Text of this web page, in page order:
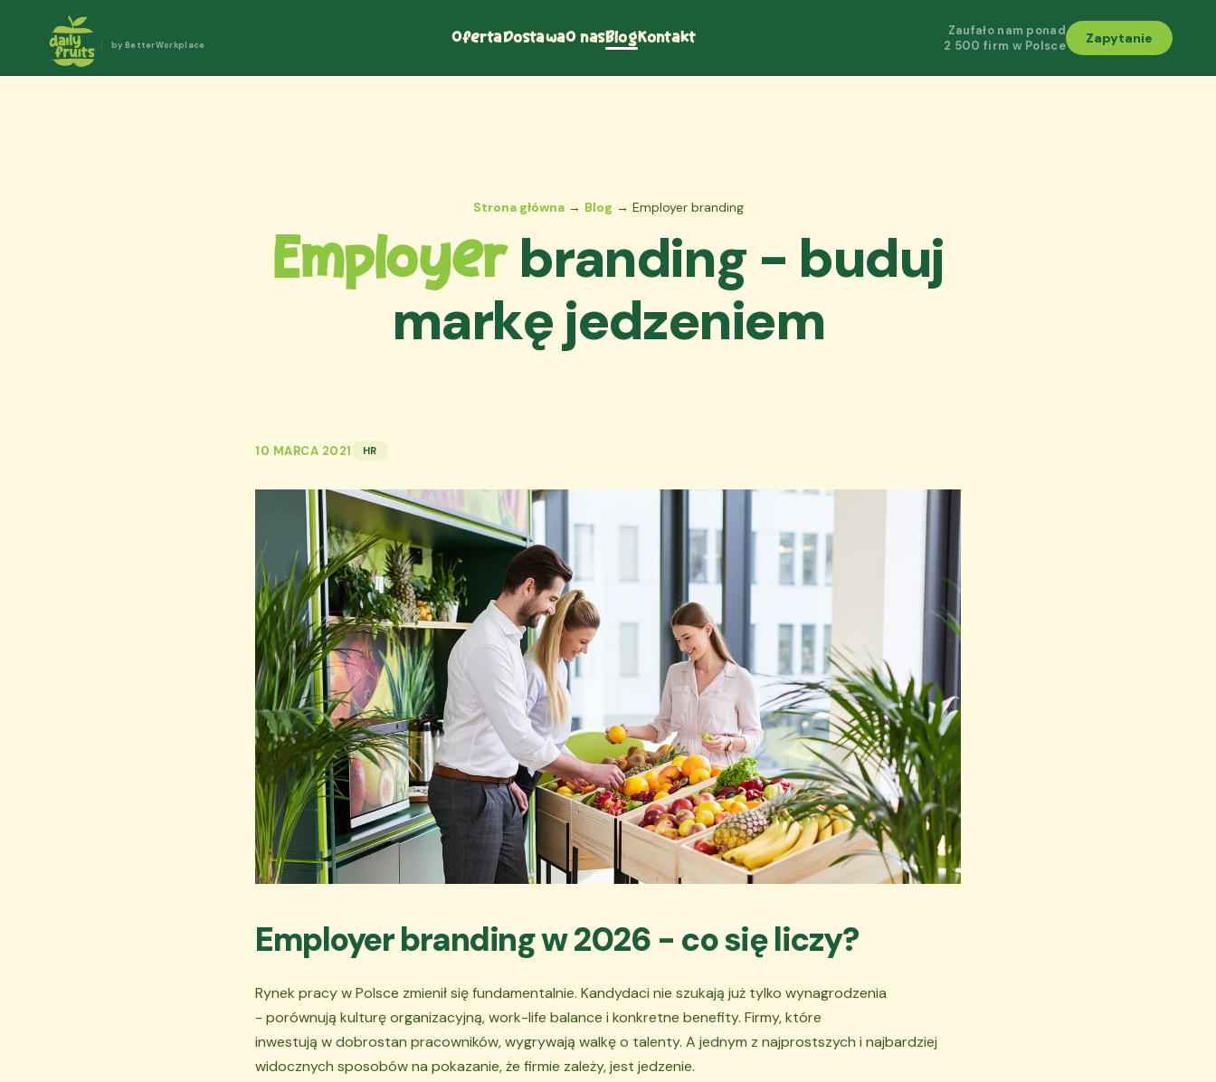
by BetterWorkplace OfertaDostawaO nasBlogKontakt
Zaufało nam ponad
2 500 firm w Polsce
Zapytanie
Strona główna→ Blog → Employer branding
Employerbranding - buduj
markę jedzeniem
10 MARCA 2021 HR
Employer branding w 2026 - co się liczy?
Rynek pracy w Polsce zmienił się fundamentalnie. Kandydaci nie szukają już tylko wynagrodzenia
- porównują kulturę organizacyjną, work-life balance i konkretne benefity. Firmy, które
inwestują w dobrostan pracowników, wygrywają walkę o talenty. A jednym z najprostszych i najbardziej
widocznych sposobów na pokazanie, że firmie zależy, jest jedzenie.